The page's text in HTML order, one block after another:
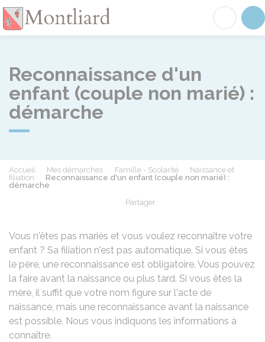
Reconnaissance d'un
enfant (couple non marié) :
démarche
Accueil Mes démarches Famille - Scolarité
Naissance et
filiation
Reconnaissance d'un enfant (couple non marié) :
démarche
Partager
Vous n'êtes pas mariés et vous voulez reconnaître votre
enfant ? Sa filiation n'est pas automatique. Si vous êtes
le père, une reconnaissance est obligatoire. Vous pouvez
la faire avant la naissance ou plus tard. Si vous êtes la
mère, il suffit que votre nom figure sur l'acte de
naissance, mais une reconnaissance avant la naissance
est possible. Nous vous indiquons les informations à
connaître.